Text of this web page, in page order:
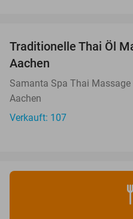
Traditionelle Thai Öl
Aachen
Samanta Spa Thai Massage
Aachen
Verkauft: 107